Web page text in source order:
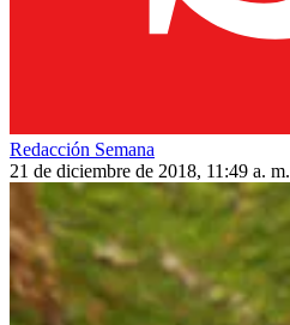
Redacción Semana
21 de diciembre de 2018, 11:49 a. m.